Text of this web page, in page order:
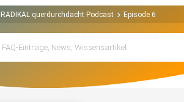
RADIKAL querdurchdacht Podcast Episode 62: